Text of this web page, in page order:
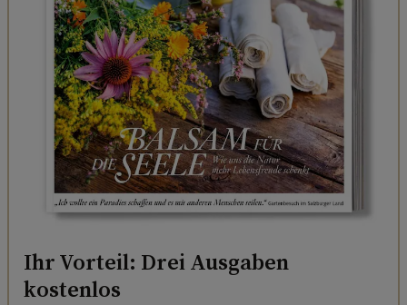
Ihr Vorteil: Drei Ausgaben
kostenlos